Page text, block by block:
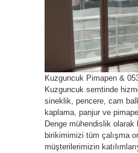
Kuzguncuk Pimapen &
Kuzguncuk semtinde
sineklik, pencere, cam
kaplama, panjur ve
Denge mühendislik
birikimimizi tüm çalışma
müşterilerimizin